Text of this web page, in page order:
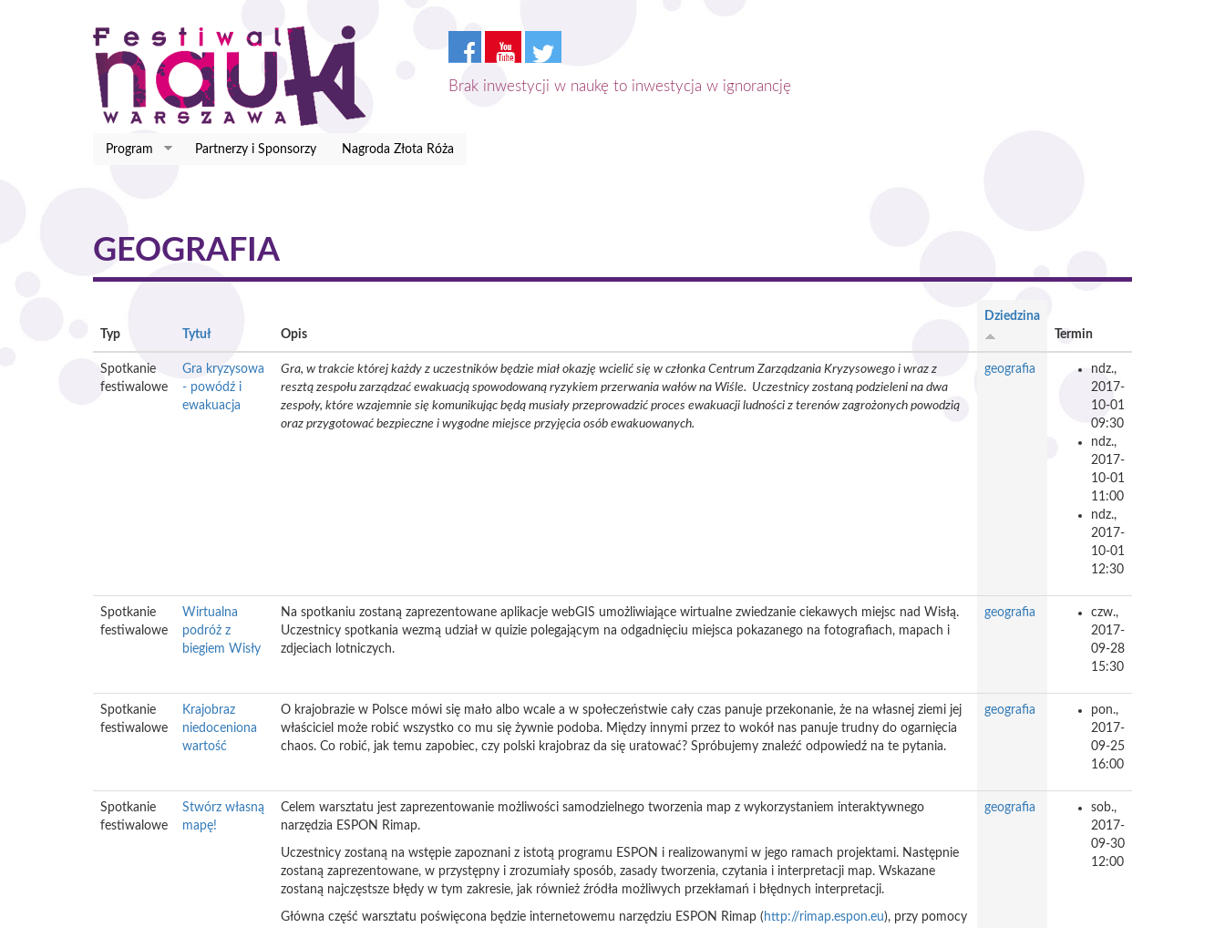
Brak inwestycji w naukę to inwestycja w ignorancję
Program Partnerzy i Sponsorzy Nagroda Złota Róża
GEOGRAFIA
Typ Tytuł Opis
Dziedzina
Termin
Spotkanie
festiwalowe
Gra kryzysowa
- powódź i
ewakuacja
Gra, w trakcie której każdy z uczestników będzie miał okazję wcielić się w członka Centrum Zarządzania Kryzysowego i wraz z
resztą zespołu zarządzać ewakuacją spowodowaną ryzykiem przerwania wałów na Wiśle. Uczestnicy zostaną podzieleni na dwa
zespoły, które wzajemnie się komunikując będą musiały przeprowadzić proces ewakuacji ludności z terenów zagrożonych powodzią
oraz przygotować bezpieczne i wygodne miejsce przyjęcia osób ewakuowanych.
geografia
ndz.,
2017-
10-01
09:30
ndz.,
2017-
10-01
11:00
ndz.,
2017-
10-01
12:30
Spotkanie
festiwalowe
Wirtualna
podróż z
biegiem Wisły
Na spotkaniu zostaną zaprezentowane aplikacje webGIS umożliwiające wirtualne zwiedzanie ciekawych miejsc nad Wisłą.
Uczestnicy spotkania wezmą udział w quizie polegającym na odgadnięciu miejsca pokazanego na fotografiach, mapach i
zdjeciach lotniczych.
geografia
czw.,
2017-
09-28
15:30
Spotkanie
festiwalowe
Krajobraz
niedoceniona
wartość
O krajobrazie w Polsce mówi się mało albo wcale a w społeczeństwie cały czas panuje przekonanie, że na własnej ziemi jej
właściciel może robić wszystko co mu się żywnie podoba. Między innymi przez to wokół nas panuje trudny do ogarnięcia
chaos. Co robić, jak temu zapobiec, czy polski krajobraz da się uratować? Spróbujemy znaleźć odpowiedź na te pytania.
geografia
pon.,
2017-
09-25
16:00
Spotkanie
festiwalowe
Stwórz własną
mapę!
Celem warsztatu jest zaprezentowanie możliwości samodzielnego tworzenia map z wykorzystaniem interaktywnego
narzędzia ESPON Rimap.
Uczestnicy zostaną na wstępie zapoznani z istotą programu ESPON i realizowanymi w jego ramach projektami. Następnie
zostaną zaprezentowane, w przystępny i zrozumiały sposób, zasady tworzenia, czytania i interpretacji map. Wskazane
zostaną najczęstsze błędy w tym zakresie, jak również źródła możliwych przekłamań i błędnych interpretacji.
Główna część warsztatu poświęcona będzie internetowemu narzędziu ESPON Rimap ( http://rimap.espon.eu), przy pomocy
geografia
sob.,
2017-
09-30
12:00